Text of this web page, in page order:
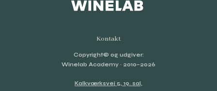
Kontakt
Copyright© og udgiver:
Winelab Academy · 2010–2026
Kalkværksvej 5, 19. sal,